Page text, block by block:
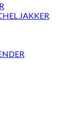
JAKKER